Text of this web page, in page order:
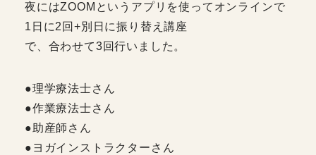
夜にはZOOMというアプリを使ってオンラインで
1日に2回+別日に振り替え講座
で、合わせて3回行いました。
●理学療法士さん
●作業療法士さん
●助産師さん
●ヨガインストラクターさん